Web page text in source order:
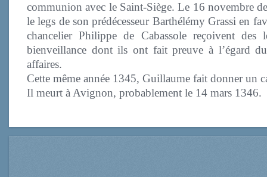
communion avec le Saint-Siège. Le 16 novembre
le legs de son prédécesseur Barthélémy Grassi en
chancelier Philippe de Cabassole reçoivent
bienveillance dont ils ont fait preuve à l’égard
affaires.
Cette même année 1345, Guillaume fait donner un
Il meurt à Avignon, probablement le 14 mars 1346.